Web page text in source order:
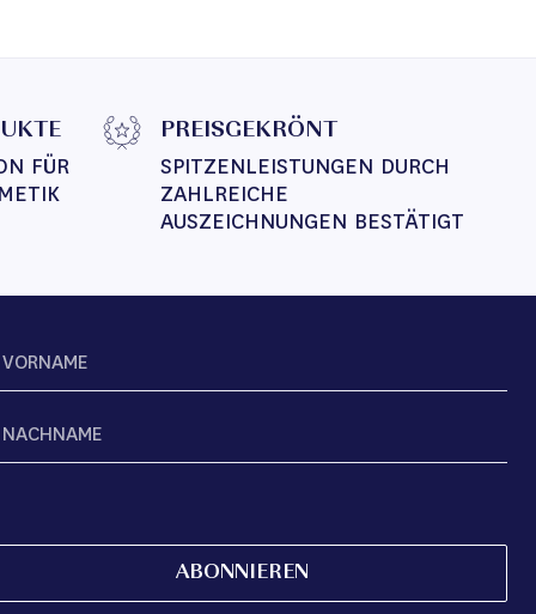
FÜR
PREISGEKRÖNT
SPITZENLEISTUNGEN DURCH
ZAHLREICHE
AUSZEICHNUNGEN BESTÄTIGT
ABONNIEREN